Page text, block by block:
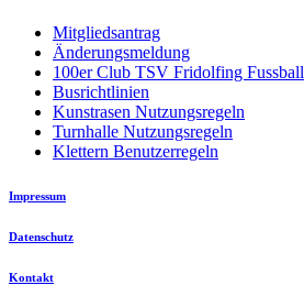
Mitgliedsantrag
Änderungsmeldung
100er Club TSV Fridolfing Fussball
Busrichtlinien
Kunstrasen Nutzungsregeln
Turnhalle Nutzungsregeln
Klettern Benutzerregeln
Impressum
Datenschutz
Kontakt